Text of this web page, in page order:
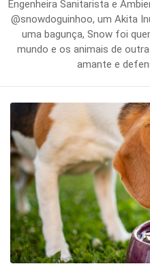
Engenheira Sanitarista e
@snowdoguinhoo, um Akita
uma bagunça, Snow foi
mundo e os animais de
amante e
LATEST
STORIES